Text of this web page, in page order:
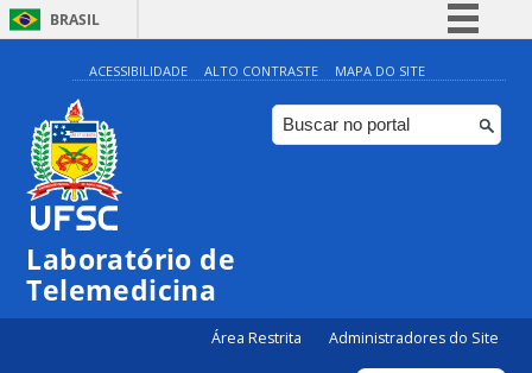
BRASIL
Simplifique!
Comunica BR
Participe
ACESSIBILIDADE ALTO CONTRASTE MAPA DO SITE
Laboratório de
Telemedicina
Área Restrita Administradores do Site